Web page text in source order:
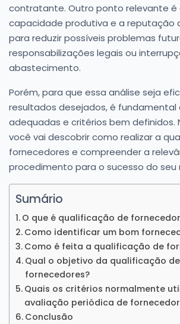
contratante. Outro ponto relevante é
capacidade produtiva e a reputação
para reduzir possíveis problemas
responsabilizações legais ou
abastecimento.
Porém, para que essa análise seja
resultados desejados, é fundamental
adequadas e critérios bem definidos.
você vai descobrir como realizar a
fornecedores e compreender a
procedimento para o sucesso do seu
Sumário
O que é qualificação de
Como identificar um bom
Como é feita a qualificação de
Qual o objetivo da qualificação de
fornecedores?
Quais os critérios normalmente
avaliação periódica de
Conclusão